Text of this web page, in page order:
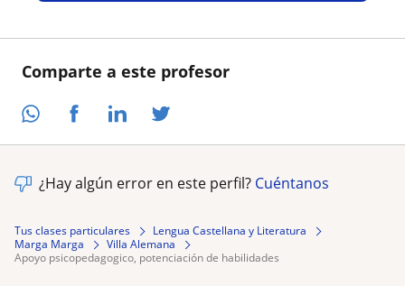
Comparte a este profesor
¿Hay algún error en este perfil? Cuéntanos
Tus clases particulares
Lengua Castellana y Literatura
Marga Marga
Villa Alemana
apoyo psicopedagogico, potenciación de habilidades